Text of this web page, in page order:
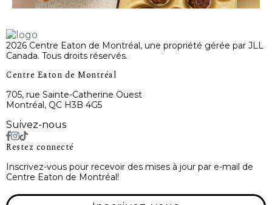
2026 Centre Eaton de Montréal, une propriété gérée par JLL
Canada. Tous droits réservés.
Centre Eaton de Montréal
705, rue Sainte-Catherine Ouest
Montréal, QC H3B 4G5
Suivez-nous
Restez connecté
Inscrivez-vous pour recevoir des mises à jour par e-mail de
Centre Eaton de Montréal!